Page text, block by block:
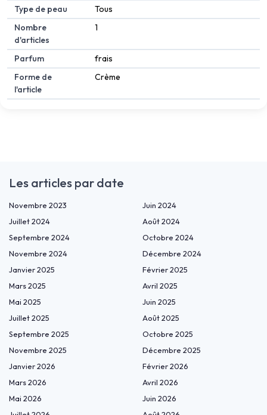
Type de peau
Tous
Nombre
d'articles
1
Parfum
frais
Forme de
l'article
Crème
Les articles par date
Novembre 2023
Juin 2024
Juillet 2024
Août 2024
Septembre 2024
Octobre 2024
Novembre 2024
Décembre 2024
Janvier 2025
Février 2025
Mars 2025
Avril 2025
Mai 2025
Juin 2025
Juillet 2025
Août 2025
Septembre 2025
Octobre 2025
Novembre 2025
Décembre 2025
Janvier 2026
Février 2026
Mars 2026
Avril 2026
Mai 2026
Juin 2026